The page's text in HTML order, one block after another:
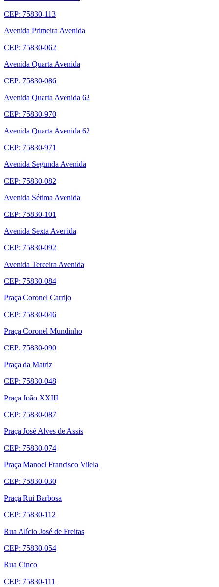
CEP: 75830-113
Avenida Primeira Avenida
CEP: 75830-062
Avenida Quarta Avenida
CEP: 75830-086
Avenida Quarta Avenida 62
CEP: 75830-970
Avenida Quarta Avenida 62
CEP: 75830-971
Avenida Segunda Avenida
CEP: 75830-082
Avenida Sétima Avenida
CEP: 75830-101
Avenida Sexta Avenida
CEP: 75830-092
Avenida Terceira Avenida
CEP: 75830-084
Praça Coronel Carrijo
CEP: 75830-046
Praça Coronel Mundinho
CEP: 75830-090
Praça da Matriz
CEP: 75830-048
Praça João XXIII
CEP: 75830-087
Praça José Alves de Assis
CEP: 75830-074
Praça Manoel Francisco Vilela
CEP: 75830-030
Praça Rui Barbosa
CEP: 75830-112
Rua Alício José de Freitas
CEP: 75830-054
Rua Cinco
CEP: 75830-111